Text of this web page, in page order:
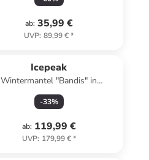
ab: 35,99 €
UVP: 89,99 €*
Icepeak
Wintermantel "Bandis" in
Dunkelblau
-33%
ab: 119,99 €
UVP: 179,99 €*